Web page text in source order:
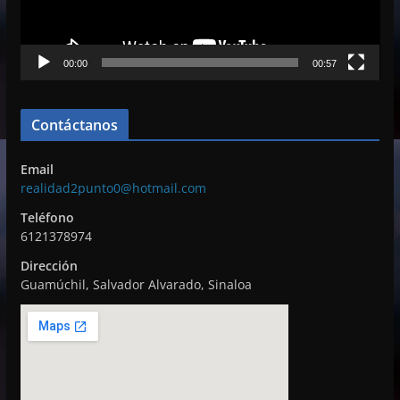
c
r
v
d
e
o
00:00 00:57
Contáctanos
Email
realidad2punto0@hotmail.com
Teléfono
6121378974
Dirección
Guamúchil, Salvador Alvarado, Sinaloa